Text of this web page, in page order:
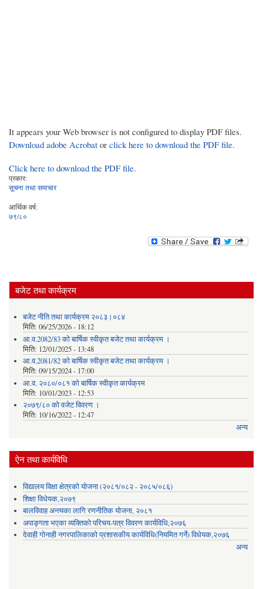
It appears your Web browser is not configured to display PDF files.
Download adobe Acrobat or click here to download the PDF file.
Click here to download the PDF file.
प्रकार:
सूचना तथा समाचार
आर्थिक वर्ष:
७९/८०
बजेट तथा कार्यक्रम
बजेट नीति तथा कार्यक्रम २०८३।०८४
मिति: 06/25/2026 - 18:12
आ.व.2082/83 को बार्षिक स्वीकृत बजेट तथा कार्यक्रम ।
मिति: 12/01/2025 - 13:48
आ.व.2081/82 को बार्षिक स्वीकृत बजेट तथा कार्यक्रम ।
मिति: 09/15/2024 - 17:00
आ.व. २०८०/०८१ को बार्षिक स्वीकृत कार्यक्रम
मिति: 10/01/2023 - 12:53
२०७९/८० को वजेट विवरण ।
मिति: 10/16/2022 - 12:47
अन्य
ऐन तथा कार्यविधि
विद्यालय विक्षा क्षेत्रको योजना (२०८१/०८२ - २०८५/०८६)
शिक्षा विधेयक,२०७९
बालविवाह अन्त्यका लागि रणनीतिक योजना, २०८१
अपाङ्गता भएका व्यक्तिको परिचय-पत्र विवरण कार्यविधि,२०७६
देवाही गोनाही नगरपालिकाको प्रशासकीय कार्यविधि(नियमित गर्ने) विधेयक,२०७६
अन्य